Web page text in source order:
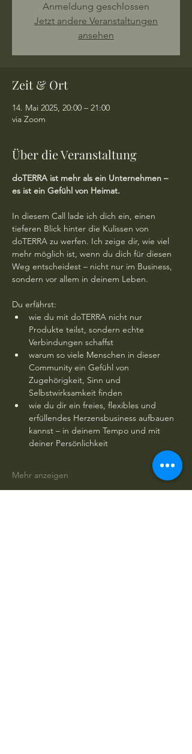
Anmeldung geschlossen
Jetzt andere Veranstaltungen
ansehen
Zeit & Ort
14. Mai 2025, 20:00 – 21:00
via Zoom
Über die Veranstaltung
doTERRA ist mehr als ein Unternehmen –
es ist ein Gefühl von Heimat.
In diesem Call lade ich dich ein, einen
tieferen Blick hinter die Kulissen von
doTERRA zu werfen. Ich zeige dir, wie viel
mehr möglich ist, wenn du dich für diesen
Weg entscheidest – nicht nur im Business,
sondern vor allem in deinem Leben.
Du erfährst:
wie du mit doTERRA nicht nur
Produkte teilst, sondern echte
Verbindungen schaffst
warum so viele Menschen in dieser
Community ein Gefühl von
Zugehörigkeit, Sinn und
Selbstwirksamkeit finden
wie du dir ein freies, flexibles und
erfüllendes Herzensbusiness aufbauen
kannst – in deinem Tempo und mit
deiner Persönlichkeit
Mehr anzeigen